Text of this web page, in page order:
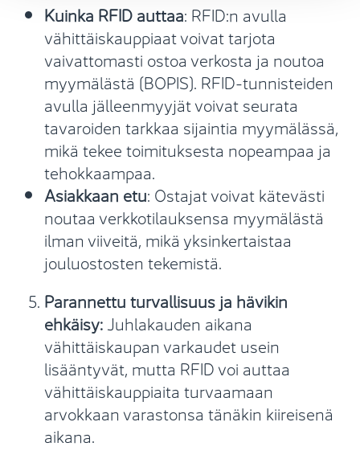
Kuinka RFID auttaa: RFID:n avulla
vähittäiskauppiaat voivat tarjota
vaivattomasti ostoa verkosta ja noutoa
myymälästä (BOPIS). RFID-tunnisteiden
avulla jälleenmyyjät voivat seurata
tavaroiden tarkkaa sijaintia myymälässä,
mikä tekee toimituksesta nopeampaa ja
tehokkaampaa.
Asiakkaan etu: Ostajat voivat kätevästi
noutaa verkkotilauksensa myymälästä
ilman viiveitä, mikä yksinkertaistaa
jouluostosten tekemistä.
Parannettu turvallisuus ja hävikin
ehkäisy:Juhlakauden aikana
vähittäiskaupan varkaudet usein
lisääntyvät, mutta RFID voi auttaa
vähittäiskauppiaita turvaamaan
arvokkaan varastonsa tänäkin kiireisenä
aikana.